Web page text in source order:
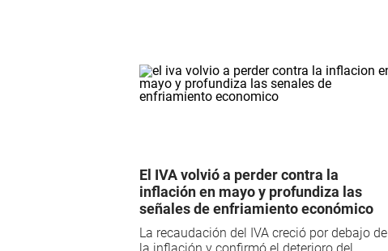
El IVA volvió a perder contra la
inflación en mayo y profundiza las
señales de enfriamiento económico
La recaudación del IVA creció por debajo de